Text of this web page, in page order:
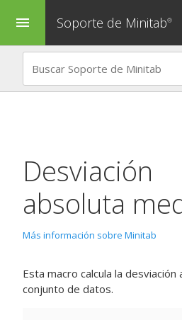
menu Soporte de Minitab®
Desviación
absoluta
Más información sobre Minitab
Esta macro calcula la
conjunto de datos.